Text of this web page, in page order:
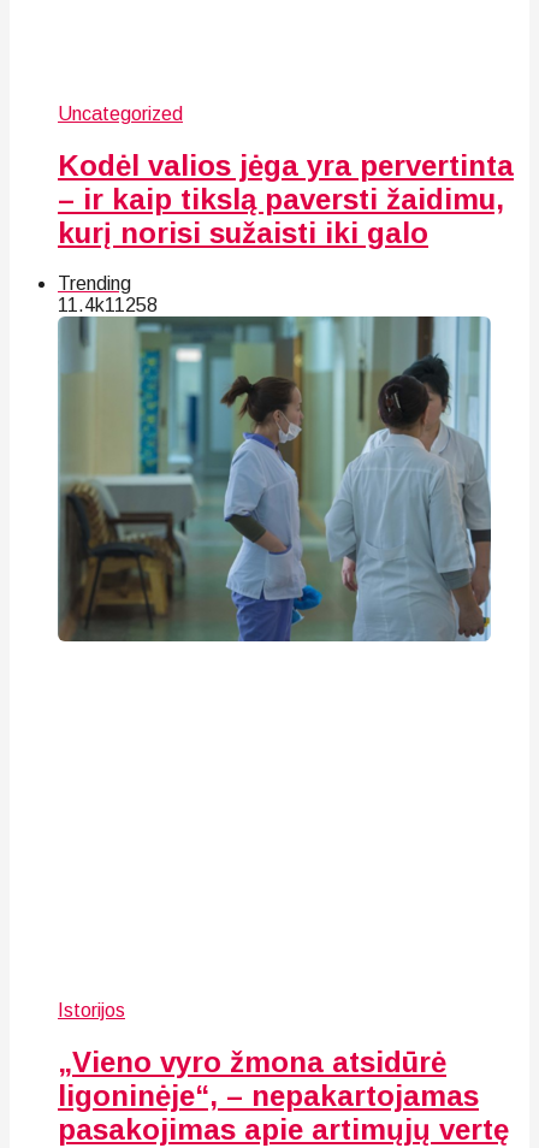
Uncategorized
Kodėl valios jėga yra pervertinta
– ir kaip tikslą paversti žaidimu,
kurį norisi sužaisti iki galo
Trending
11.4k11258
Istorijos
„Vieno vyro žmona atsidūrė
ligoninėje“, – nepakartojamas
pasakojimas apie artimųjų vertę